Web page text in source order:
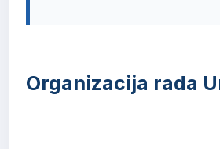
Organizacija rada